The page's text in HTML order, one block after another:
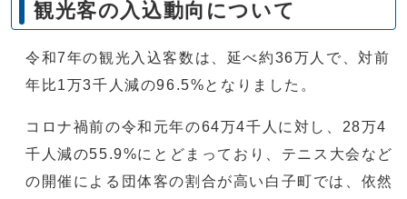
観光客の入込動向について
令和7年の観光入込客数は、延べ約36万人で、対前
年比1万3千人減の96.5%となりました。
コロナ禍前の令和元年の64万4千人に対し、28万4
千人減の55.9%にとどまっており、テニス大会など
の開催による団体客の割合が高い白子町では、依然